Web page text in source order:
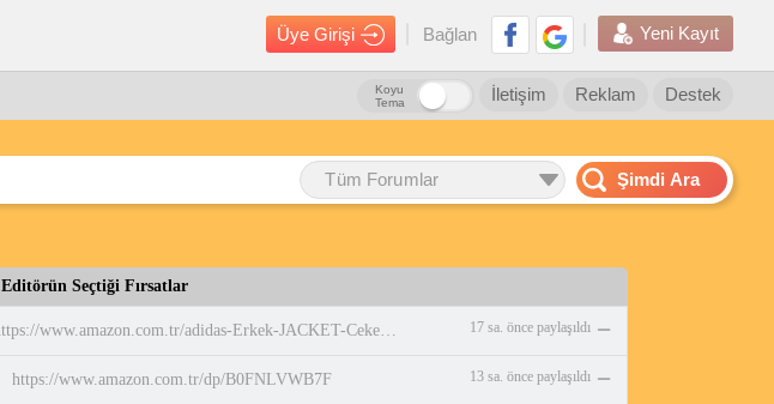
Üye Girişi Bağlan Yeni Kayıt
Destek
Reklam
İletişim
Koyu
Tema
Tüm Forumlar Şimdi Ara
Editörün Seçtiği Fırsatlar
https://www.amazon.com.tr/adidas-Erkek-JACKET-Ceket-WHITE/dp/B0DPBMQX1P 17 sa. önce paylaşıldı
https://www.amazon.com.tr/dp/B0FNLVWB7F 13 sa. önce paylaşıldı